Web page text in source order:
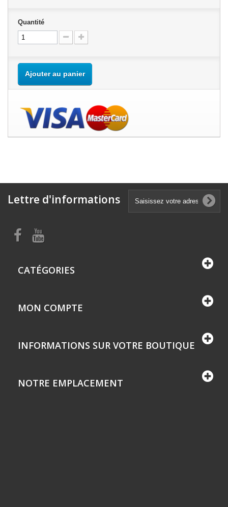
Quantité
Ajouter au panier
Lettre d'informations
CATÉGORIES
MON COMPTE
INFORMATIONS SUR VOTRE BOUTIQUE
NOTRE EMPLACEMENT